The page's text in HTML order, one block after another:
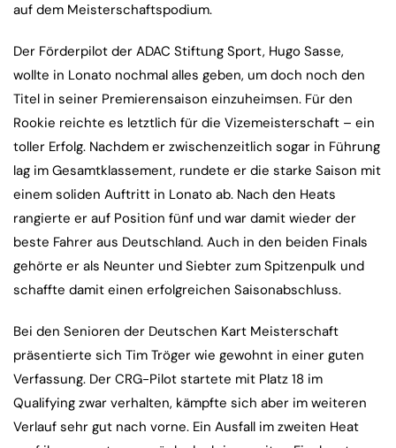
auf dem Meisterschaftspodium.
Der Förderpilot der ADAC Stiftung Sport, Hugo Sasse,
wollte in Lonato nochmal alles geben, um doch noch den
Titel in seiner Premierensaison einzuheimsen. Für den
Rookie reichte es letztlich für die Vizemeisterschaft – ein
toller Erfolg. Nachdem er zwischenzeitlich sogar in Führung
lag im Gesamtklassement, rundete er die starke Saison mit
einem soliden Auftritt in Lonato ab. Nach den Heats
rangierte er auf Position fünf und war damit wieder der
beste Fahrer aus Deutschland. Auch in den beiden Finals
gehörte er als Neunter und Siebter zum Spitzenpulk und
schaffte damit einen erfolgreichen Saisonabschluss.
Bei den Senioren der Deutschen Kart Meisterschaft
präsentierte sich Tim Tröger wie gewohnt in einer guten
Verfassung. Der CRG-Pilot startete mit Platz 18 im
Qualifying zwar verhalten, kämpfte sich aber im weiteren
Verlauf sehr gut nach vorne. Ein Ausfall im zweiten Heat